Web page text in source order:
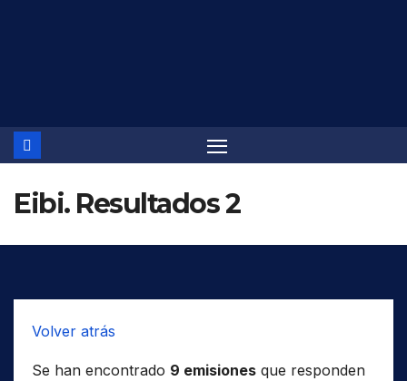
Eibi. Resultados 2
Volver atrás
Se han encontrado 9 emisiones que responden